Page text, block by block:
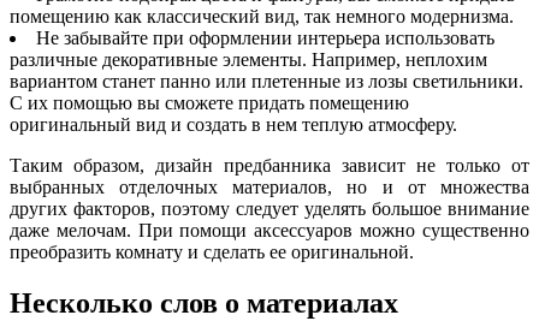
помещению как классический вид, так немного модернизма.
Не забывайте при оформлении интерьера использовать
различные декоративные элементы. Например, неплохим
вариантом станет панно или плетенные из лозы светильники.
С их помощью вы сможете придать помещению
оригинальный вид и создать в нем теплую атмосферу.
Таким образом, дизайн предбанника зависит не только от
выбранных отделочных материалов, но и от множества
других факторов, поэтому следует уделять большое внимание
даже мелочам. При помощи аксессуаров можно существенно
преобразить комнату и сделать ее оригинальной.
Несколько слов о материалах